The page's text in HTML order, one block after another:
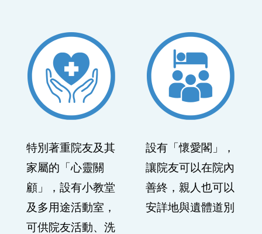
特別著重院友及其
家屬的「心靈關
顧」，設有小教堂
及多用途活動室，
禮及安息禮拜之用
設有「懷愛閣」，
讓院友可以在院內
善終，親人也可以
安詳地與遺體道別